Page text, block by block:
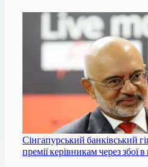
Сінгапурський банківський
премії керівникам через збої